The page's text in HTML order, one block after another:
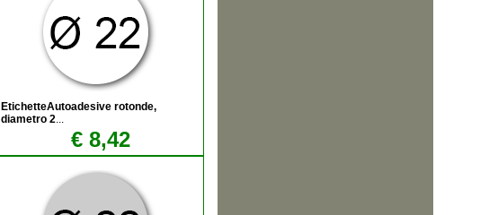
EtichetteAutoadesive rotonde,
diametro 2...
€ 8,42